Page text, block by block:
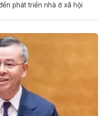
phát triển nhà ở xã hội